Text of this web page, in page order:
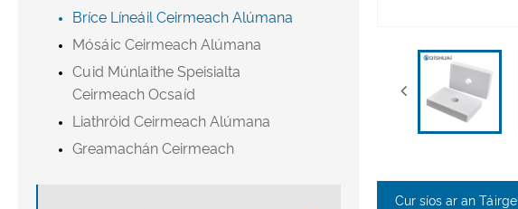
Bríce Líneáil Ceirmeach Alúmana
Mósáic Ceirmeach Alúmana
Cuid Múnlaithe Speisialta
Ceirmeach Ocsaíd
Liathróid Ceirmeach Alúmana
Greamachán Ceirmeach
Cur síos ar an Táirge